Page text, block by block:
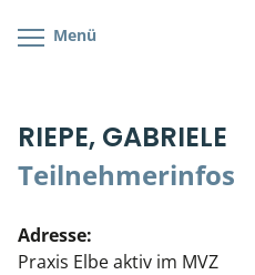
Menü
RIEPE, GABRIELE
Teilnehmerinfos
Adresse:
Praxis Elbe aktiv im MVZ
Cranial/Neurale Osteopathie
Parietale Osteopathie
Viszerale Osteopathie
Bonus-Programm
Veranstaltungsticket DB
Wissenswertes
Teilnehmerliste
Stellenbörse
Soziales Engagement